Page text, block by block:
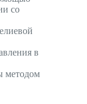
со
в
методом